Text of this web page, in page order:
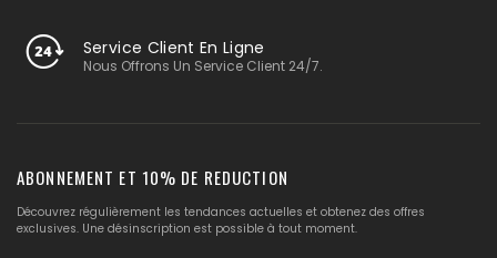
Service Client En Ligne
Nous Offrons Un Service Client 24/7.
ABONNEMENT ET 10% DE REDUCTION
Découvrez régulièrement les tendances actuelles et obtenez des offres
exclusives. Une désinscription est possible à tout moment.